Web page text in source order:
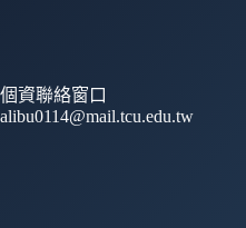
個資聯絡窗口
alibu0114@mail.tcu.edu.tw